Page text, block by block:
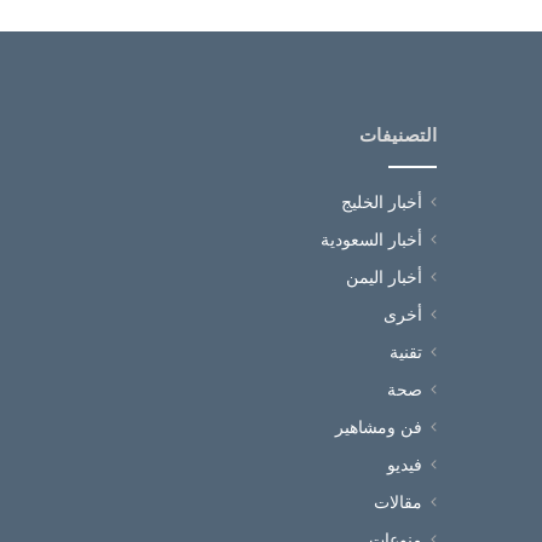
التصنيفات
أخبار الخليج
أخبار السعودية
أخبار اليمن
أخرى
تقنية
صحة
فن ومشاهير
فيديو
مقالات